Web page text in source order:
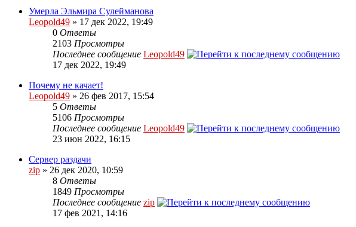
Умерла Эльмира Сулейманова
Leopold49 » 17 дек 2022, 19:49
0 Ответы
2103 Просмотры
Последнее сообщение Leopold49
17 дек 2022, 19:49
Почему не качает!
Leopold49 » 26 фев 2017, 15:54
5 Ответы
5106 Просмотры
Последнее сообщение Leopold49
23 июн 2022, 16:15
Сервер раздачи
zip » 26 дек 2020, 10:59
8 Ответы
1849 Просмотры
Последнее сообщение zip
17 фев 2021, 14:16